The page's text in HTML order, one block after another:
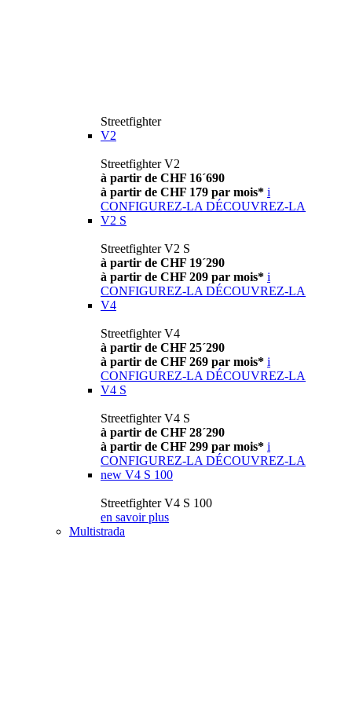
Streetfighter
V2
Streetfighter V2
à partir de CHF 16´690
à partir de CHF 179 par mois* i
CONFIGUREZ-LA DÉCOUVREZ-LA
V2 S
Streetfighter V2 S
à partir de CHF 19´290
à partir de CHF 209 par mois* i
CONFIGUREZ-LA DÉCOUVREZ-LA
V4
Streetfighter V4
à partir de CHF 25´290
à partir de CHF 269 par mois* i
CONFIGUREZ-LA DÉCOUVREZ-LA
V4 S
Streetfighter V4 S
à partir de CHF 28´290
à partir de CHF 299 par mois* i
CONFIGUREZ-LA DÉCOUVREZ-LA
new V4 S 100
Streetfighter V4 S 100
en savoir plus
Multistrada